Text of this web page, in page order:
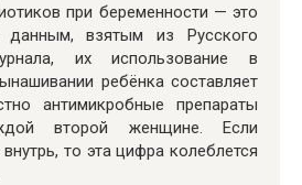
при беременности — это
взятым из Русского
их использование в
ребёнка составляет
антимикробные препараты
второй женщине. Если
то эта цифра колеблется